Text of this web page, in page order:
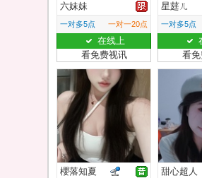
六妹妹
一对多5点 一对一20点
在线上
看免费视讯
星莛ㄦ
一对多5点
看
櫻落知夏 甜心超人